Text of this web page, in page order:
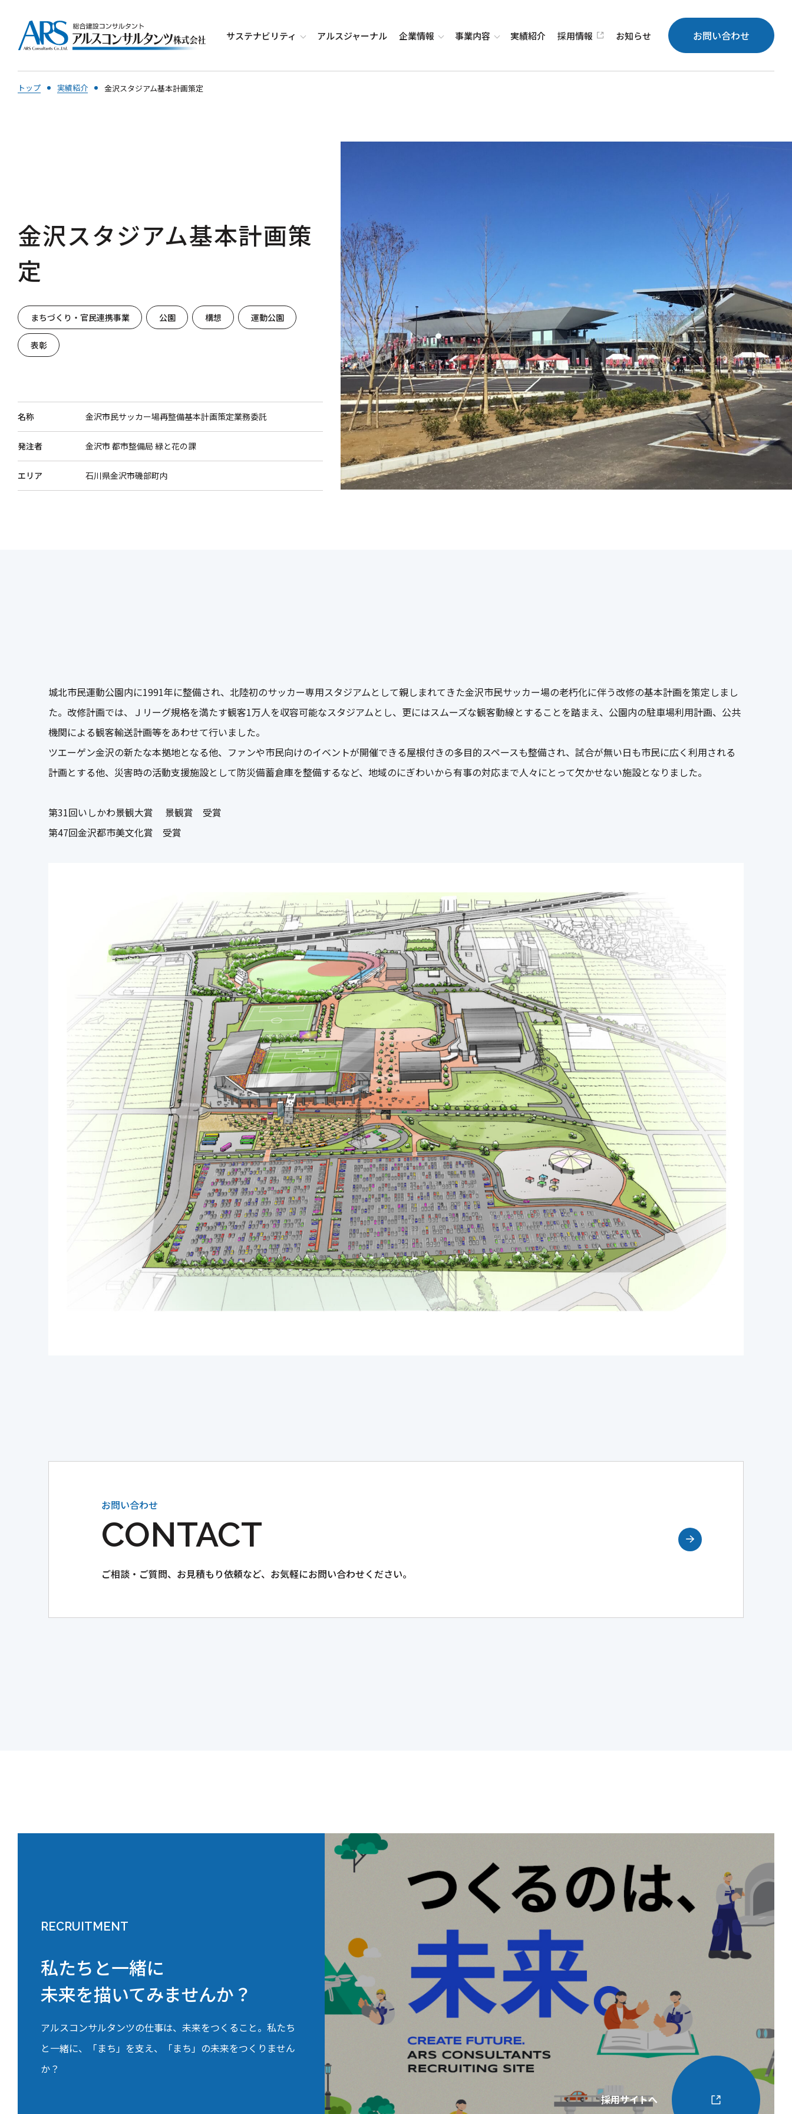
サステナビリティ アルスジャーナル 企業情報 事業内容 実績紹介 採用情報 お知らせ お問い合わせ
トップ 実績紹介 金沢スタジアム基本計画策定
金沢スタジアム基本計画策
定
まちづくり・官民連携事業 公園 構想 運動公園
表彰
名称 金沢市民サッカー場再整備基本計画策定業務委託
発注者 金沢市 都市整備局 緑と花の課
エリア 石川県金沢市磯部町内
城北市民運動公園内に1991年に整備され、北陸初のサッカー専用スタジアムとして親しまれてきた金沢市民サッカー場の老朽化に伴う改修の基本計画を策定しまし
た。改修計画では、Ｊリーグ規格を満たす観客1万人を収容可能なスタジアムとし、更にはスムーズな観客動線とすることを踏まえ、公園内の駐車場利用計画、公共
機関による観客輸送計画等をあわせて行いました。
ツエーゲン金沢の新たな本拠地となる他、ファンや市民向けのイベントが開催できる屋根付きの多目的スペースも整備され、試合が無い日も市民に広く利用される
計画とする他、災害時の活動支援施設として防災備蓄倉庫を整備するなど、地域のにぎわいから有事の対応まで人々にとって欠かせない施設となりました。
第31回いしかわ景観大賞 景観賞 受賞
第47回金沢都市美文化賞 受賞
お問い合わせ
CONTACT
ご相談・ご質問、 お見積もり依頼など、 お気軽にお問い合わせください。
RECRUITMENT
私たちと一緒に
未来を描いてみませんか？
アルスコンサルタンツの仕事は、未来をつくること。私たち
と一緒に、「まち」を支え、「まち」の未来をつくりません
か？
採用サイトへ